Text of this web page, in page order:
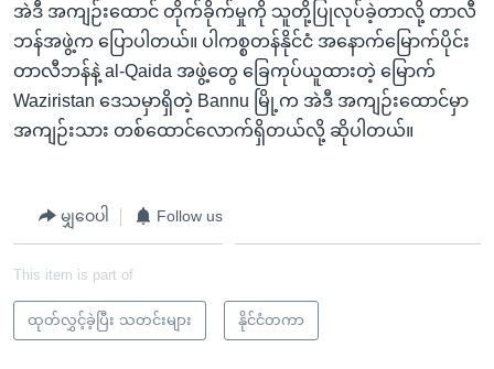
အဲဒီ အကျဉ်းထောင် တိုက်ခိုက်မှုကို သူတို့ပြုလုပ်ခဲ့တာလို့ တာလီ
ဘန်အဖွဲ့က ပြောပါတယ်။ ပါကစ္စတန်နိုင်ငံ အနောက်မြောက်ပိုင်း
တာလီဘန်နဲ့ al-Qaida အဖွဲ့တွေ ခြေကုပ်ယူထားတဲ့ မြောက်
Waziristan ဒေသမှာရှိတဲ့ Bannu မြို့က အဲဒီ အကျဉ်းထောင်မှာ
အကျဉ်းသား တစ်ထောင်လောက်ရှိတယ်လို့ ဆိုပါတယ်။
မျှဝေပါ Follow us
This item is part of
ထုတ်လွှင့်ခဲ့ပြီး သတင်းများ နိုင်ငံတကာ